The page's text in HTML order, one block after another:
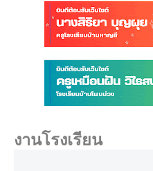
งานโรงเรียน